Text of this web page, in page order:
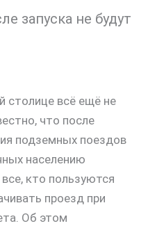
запуска не будут
столице всё ещё не
что после
подземных поездов
населению
кто пользуются
проезд при
Об этом